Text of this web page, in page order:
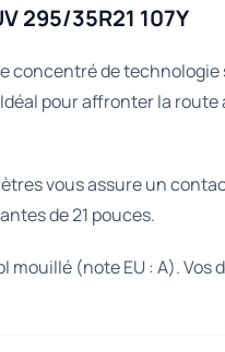
295/35R21 107Y
concentré de
pour affronter la route
vous assure un
de 21 pouces.
(note EU : A).